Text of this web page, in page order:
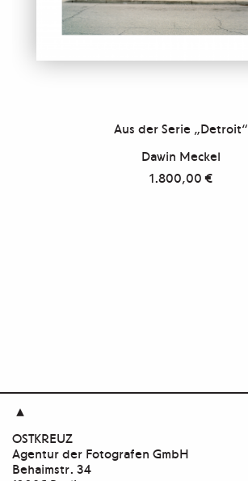
Aus der Serie „Detroit“
Dawin Meckel
1.800,00€

OSTKREUZ
Agentur der Fotografen GmbH
Behaimstr. 34